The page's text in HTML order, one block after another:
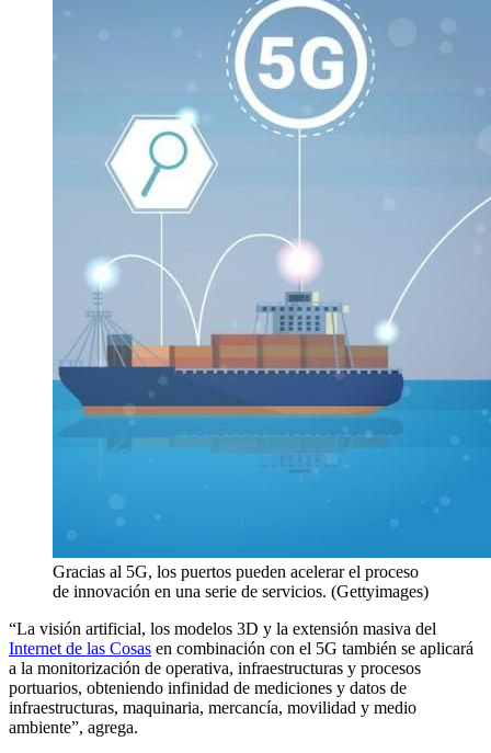
Gracias al 5G, los puertos pueden acelerar el proceso
de innovación en una serie de servicios. (Gettyimages)
“La visión artificial, los modelos 3D y la extensión masiva del
Internet de las Cosas en combinación con el 5G también se aplicará
a la monitorización de operativa, infraestructuras y procesos
portuarios, obteniendo infinidad de mediciones y datos de
infraestructuras, maquinaria, mercancía, movilidad y medio
ambiente”, agrega.